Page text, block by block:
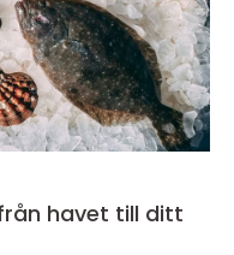
havet till ditt